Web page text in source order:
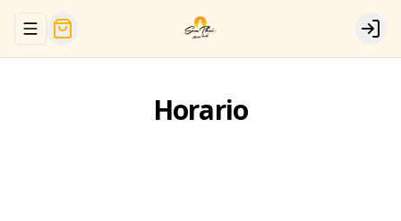
Abrir menu de navegación Login
Horario